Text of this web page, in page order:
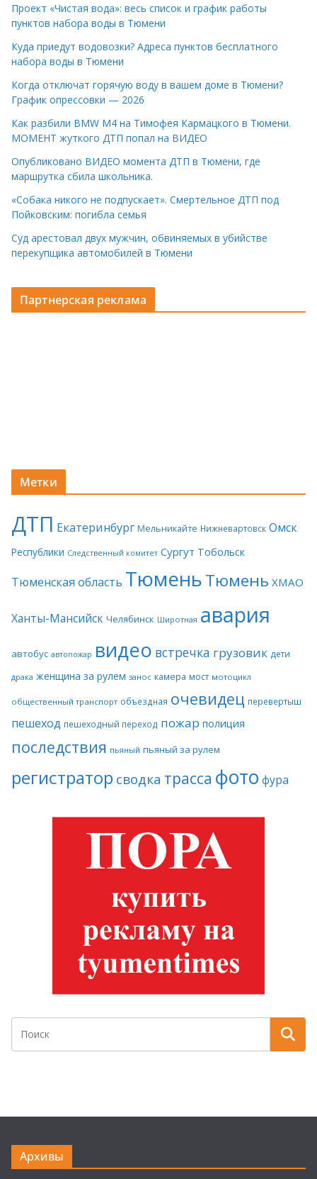
Проект «Чистая вода»: весь список и график работы
пунктов набора воды в Тюмени
Куда приедут водовозки? Адреса пунктов бесплатного
набора воды в Тюмени
Когда отключат горячую воду в вашем доме в Тюмени?
График опрессовки — 2026
Как разбили BMW M4 на Тимофея Кармацкого в Тюмени.
МОМЕНТ жуткого ДТП попал на ВИДЕО
Опубликовано ВИДЕО момента ДТП в Тюмени, где
маршрутка сбила школьника.
«Собака никого не подпускает». Смертельное ДТП под
Пойковским: погибла семья
Суд арестовал двух мужчин, обвиняемых в убийстве
перекупщика автомобилей в Тюмени
Партнерская реклама
Метки
ДТП Екатеринбург Мельникайте Нижневартовск Омск
Республики Следственный комитет Сургут Тобольск
Тюменская область ТюменьТюмень ХМАО
Ханты-Мансийск Челябинск Широтная авария
автобус автопожар видео встречка грузовик дети
драка женщина за рулем занос камера мост мотоцикл
общественный транспорт объездная очевидец перевертыш
пешеход пешеходный переход пожар полиция
последствия пьяный пьяный за рулем
регистратор сводка трасса фото фура
Архивы